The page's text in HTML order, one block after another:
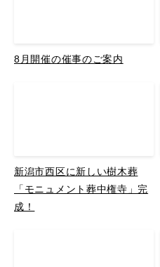
8月開催の催事のご案内
新潟市西区に新しい樹木葬
「モニュメント葬中権寺」完
成！